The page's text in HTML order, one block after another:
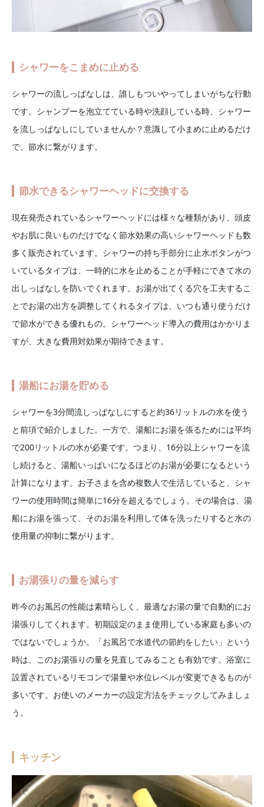
シャワーをこまめに止める
シャワーの流しっぱなしは、誰しもついやってしまいがちな行動
です。シャンプーを泡立てている時や洗顔している時、シャワー
を流しっぱなしにしていませんか？意識して小まめに止めるだけ
で、節水に繋がります。
節水できるシャワーヘッドに交換する
現在発売されているシャワーヘッドには様々な種類があり、頭皮
やお肌に良いものだけでなく節水効果の高いシャワーヘッドも数
多く販売されています。シャワーの持ち手部分に止水ボタンがつ
いているタイプは、一時的に水を止めることが手軽にできて水の
出しっぱなしを防いでくれます。お湯が出てくる穴を工夫するこ
とでお湯の出方を調整してくれるタイプは、いつも通り使うだけ
で節水ができる優れもの。シャワーヘッド導入の費用はかかりま
すが、大きな費用対効果が期待できます。
湯船にお湯を貯める
シャワーを3分間流しっぱなしにすると約36リットルの水を使う
と前項で紹介しました。一方で、湯船にお湯を張るためには平均
で200リットルの水が必要です。つまり、16分以上シャワーを流
し続けると、湯船いっぱいになるほどのお湯が必要になるという
計算になります。お子さまを含め複数人で生活していると、シャ
ワーの使用時間は簡単に16分を超えるでしょう。その場合は、湯
船にお湯を張って、そのお湯を利用して体を洗ったりすると水の
使用量の抑制に繋がります。
お湯張りの量を減らす
昨今のお風呂の性能は素晴らしく、最適なお湯の量で自動的にお
湯張りしてくれます。初期設定のまま使用している家庭も多いの
ではないでしょうか。「お風呂で水道代の節約をしたい」という
時は、このお湯張りの量を見直してみることも有効です。浴室に
設置されているリモコンで湯量や水位レベルが変更できるものが
多いです。お使いのメーカーの設定方法をチェックしてみましょ
う。
キッチン